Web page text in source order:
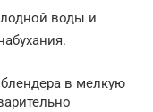
воды и
в мелкую